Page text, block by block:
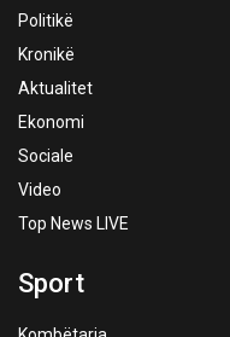
Politikë
Kronikë
Aktualitet
Ekonomi
Sociale
Video
Top News LIVE
Sport